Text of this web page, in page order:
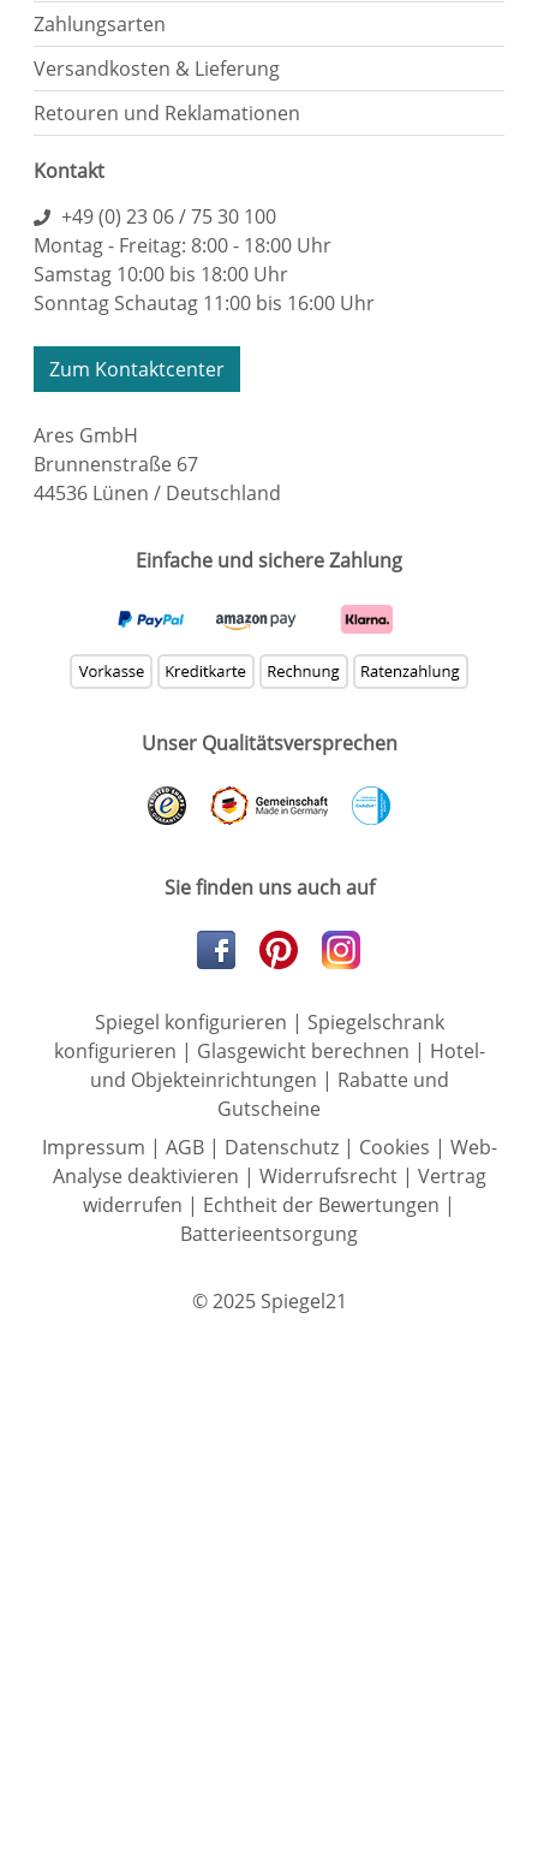
Zahlungsarten
Versandkosten & Lieferung
Retouren und Reklamationen
Kontakt
+49 (0) 23 06 / 75 30 100
Montag - Freitag: 8:00 - 18:00 Uhr
Samstag 10:00 bis 18:00 Uhr
Sonntag Schautag 11:00 bis 16:00 Uhr
Zum Kontaktcenter
Ares GmbH
Brunnenstraße 67
44536 Lünen / Deutschland
Einfache und sichere Zahlung
Unser Qualitätsversprechen
Sie finden uns auch auf
Spiegel konfigurieren | Spiegelschrank
konfigurieren | Glasgewicht berechnen | Hotel-
und Objekteinrichtungen | Rabatte und
Gutscheine
Impressum | AGB| Datenschutz| Cookies | Web-
Analyse deaktivieren | Widerrufsrecht| Vertrag
widerrufen | Echtheit der Bewertungen |
Batterieentsorgung
© 2025 Spiegel21